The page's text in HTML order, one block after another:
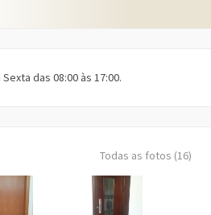
das 08:00 às 17:00.
Todas as fotos (16)